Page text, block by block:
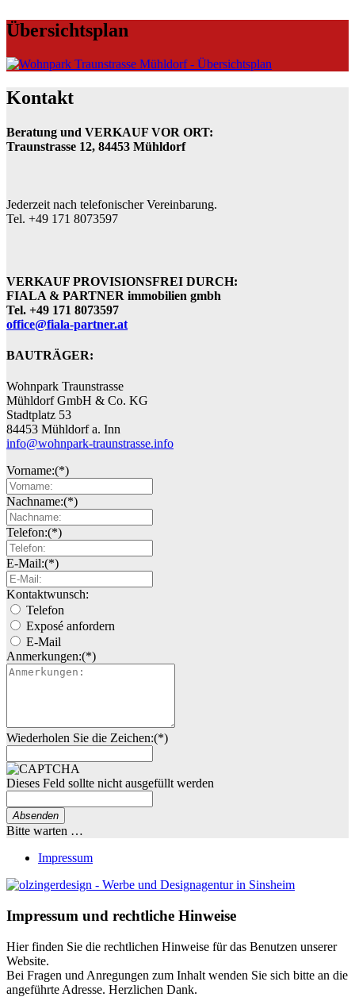
Übersichtsplan
Kontakt
Beratung und VERKAUF VOR ORT:
Traunstrasse 12, 84453 Mühldorf
Jederzeit nach telefonischer Vereinbarung.
Tel. +49 171 8073597
VERKAUF PROVISIONSFREI DURCH:
FIALA & PARTNER immobilien gmbh
Tel. +49 171 8073597
office@fiala-partner.at
BAUTRÄGER:
Wohnpark Traunstrasse
Mühldorf GmbH & Co. KG
Stadtplatz 53
84453 Mühldorf a. Inn
info@wohnpark-traunstrasse.info
Vorname:(*)
Nachname:(*)
Telefon:(*)
E-Mail:(*)
Kontaktwunsch:
Telefon
Exposé anfordern
E-Mail
Anmerkungen:(*)
Wiederholen Sie die Zeichen:(*)
Dieses Feld sollte nicht ausgefüllt werden
Absenden
Bitte warten …
Impressum
Impressum und rechtliche Hinweise
Hier finden Sie die rechtlichen Hinweise für das Benutzen unserer
Website.
Bei Fragen und Anregungen zum Inhalt wenden Sie sich bitte an die
angeführte Adresse. Herzlichen Dank.